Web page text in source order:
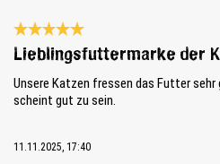
Review with rating of 5 out of 5 stars
Lieblingsfuttermarke der
Unsere Katzen fressen das Futter sehr
scheint gut zu sein.
11.11.2025, 17:40